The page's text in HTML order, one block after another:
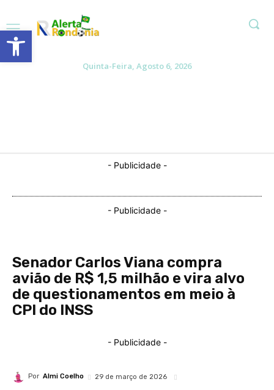
Quinta-Feira, Agosto 6, 2026
- Publicidade -
- Publicidade -
Senador Carlos Viana compra
avião de R$ 1,5 milhão e vira alvo
de questionamentos em meio à
CPI do INSS
- Publicidade -
Por Almi Coelho 29 de março de 2026
Abrir a barra de ferramentas